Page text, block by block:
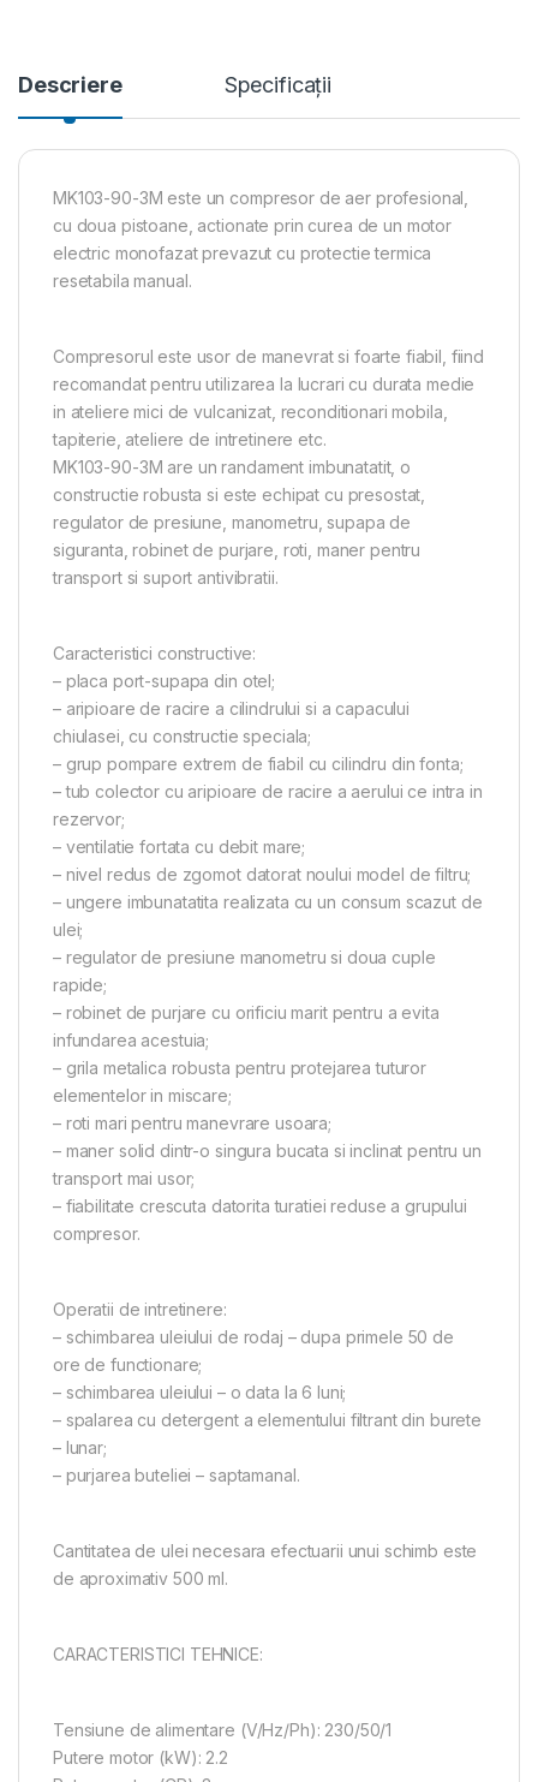
Descriere Specificații
MK103-90-3M este un compresor de aer profesional,
cu doua pistoane, actionate prin curea de un motor
electric monofazat prevazut cu protectie termica
resetabila manual.
Compresorul este usor de manevrat si foarte fiabil, fiind
recomandat pentru utilizarea la lucrari cu durata medie
in ateliere mici de vulcanizat, reconditionari mobila,
tapiterie, ateliere de intretinere etc.
MK103-90-3M are un randament imbunatatit, o
constructie robusta si este echipat cu presostat,
regulator de presiune, manometru, supapa de
siguranta, robinet de purjare, roti, maner pentru
transport si suport antivibratii.
Caracteristici constructive:
– placa port-supapa din otel;
– aripioare de racire a cilindrului si a capacului
chiulasei, cu constructie speciala;
– grup pompare extrem de fiabil cu cilindru din fonta;
– tub colector cu aripioare de racire a aerului ce intra in
rezervor;
– ventilatie fortata cu debit mare;
– nivel redus de zgomot datorat noului model de filtru;
– ungere imbunatatita realizata cu un consum scazut de
ulei;
– regulator de presiune manometru si doua cuple
rapide;
– robinet de purjare cu orificiu marit pentru a evita
infundarea acestuia;
– grila metalica robusta pentru protejarea tuturor
elementelor in miscare;
– roti mari pentru manevrare usoara;
– maner solid dintr-o singura bucata si inclinat pentru un
transport mai usor;
– fiabilitate crescuta datorita turatiei reduse a grupului
compresor.
Operatii de intretinere:
– schimbarea uleiului de rodaj – dupa primele 50 de
ore de functionare;
– schimbarea uleiului – o data la 6 luni;
– spalarea cu detergent a elementului filtrant din burete
– lunar;
– purjarea buteliei – saptamanal.
Cantitatea de ulei necesara efectuarii unui schimb este
de aproximativ 500 ml.
CARACTERISTICI TEHNICE:
Tensiune de alimentare (V/Hz/Ph): 230/50/1
Putere motor (kW): 2.2